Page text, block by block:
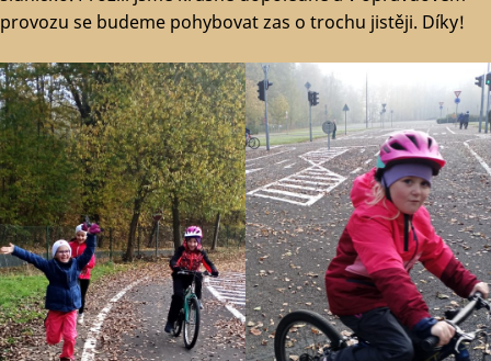
provozu se budeme pohybovat zas o trochu jistěji. Díky!